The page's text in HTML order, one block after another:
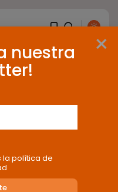
×
nuestra
la política de